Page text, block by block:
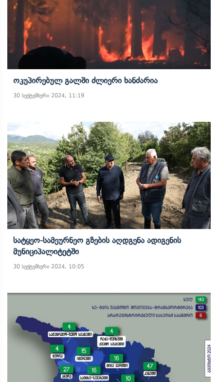
Ოკუპირებულ Გალში Ძლიერი Ხანძარია
30 სექტემბერი 2024, 11:19
Სატყეო-Სამეურნეო Გზების Აღდგენა Ადიგენის
Მუნიციპალიტეტში
30 სექტემბერი 2024, 10:05